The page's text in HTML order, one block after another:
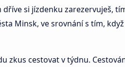
si jízdenku zarezervuješ,
Minsk, ve srovnání s tím,
zkus cestovat v týdnu.